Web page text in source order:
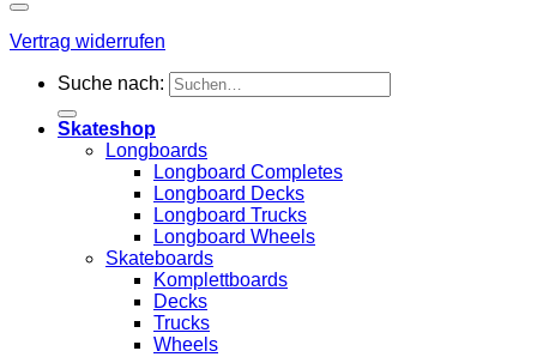
Vertrag widerrufen
Suche nach:
Skateshop
Longboards
Longboard Completes
Longboard Decks
Longboard Trucks
Longboard Wheels
Skateboards
Komplettboards
Decks
Trucks
Wheels